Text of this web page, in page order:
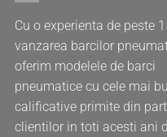
Cu o experienta de peste
vanzarea barcilor
oferim modelele de barci
pneumatice cu cele mai
calificative primite din
clientilor in toti acesti ani